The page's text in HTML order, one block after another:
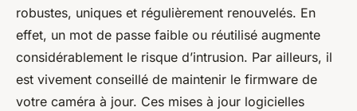
robustes, uniques et régulièrement renouvelés. En
effet, un mot de passe faible ou réutilisé augmente
considérablement le risque d’intrusion. Par ailleurs, il
est vivement conseillé de maintenir le firmware de
votre caméra à jour. Ces mises à jour logicielles